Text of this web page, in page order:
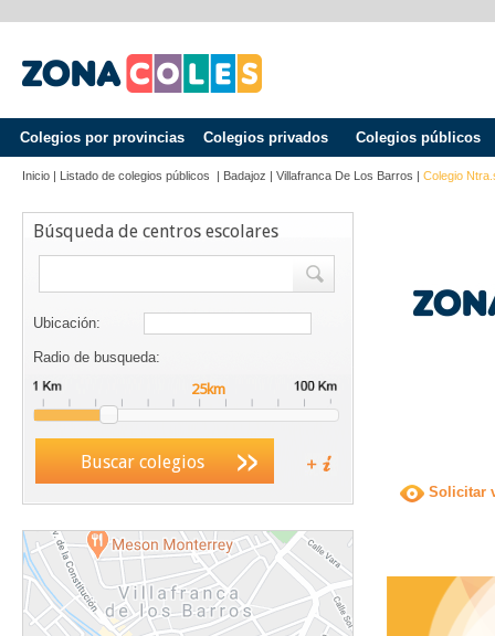
Colegios por provincias Colegios privados Colegios públicos
Inicio | Listado de colegios públicos | Badajoz | Villafranca De Los Barros | Colegio
Búsqueda de centros escolares
Ubicación:
Radio de busqueda:
Buscar colegios
Solicitar